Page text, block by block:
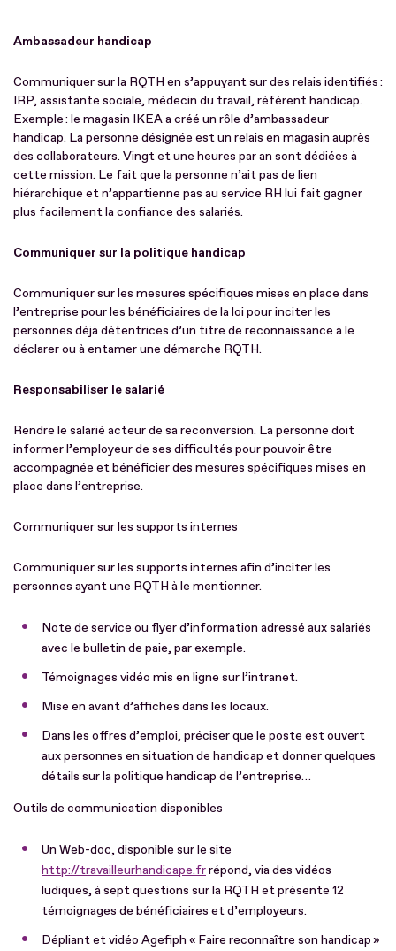
Ambassadeur handicap
Communiquer sur la RQTH en s’appuyant sur des relais identifiés :
IRP, assistante sociale, médecin du travail, référent handicap.
Exemple : le magasin IKEA a créé un rôle d’ambassadeur
handicap. La personne désignée est un relais en magasin auprès
des collaborateurs. Vingt et une heures par an sont dédiées à
cette mission. Le fait que la personne n’ait pas de lien
hiérarchique et n’appartienne pas au service RH lui fait gagner
plus facilement la confiance des salariés.
Communiquer sur la politique handicap
Communiquer sur les mesures spécifiques mises en place dans
l’entreprise pour les bénéficiaires de la loi pour inciter les
personnes déjà détentrices d’un titre de reconnaissance à le
déclarer ou à entamer une démarche RQTH.
Responsabiliser le salarié
Rendre le salarié acteur de sa reconversion. La personne doit
informer l’employeur de ses difficultés pour pouvoir être
accompagnée et bénéficier des mesures spécifiques mises en
place dans l’entreprise.
Communiquer sur les supports internes
Communiquer sur les supports internes afin d’inciter les
personnes ayant une RQTH à le mentionner.
Note de service ou flyer d’information adressé aux salariés
avec le bulletin de paie, par exemple.
Témoignages vidéo mis en ligne sur l’intranet.
Mise en avant d’affiches dans les locaux.
Dans les offres d’emploi, préciser que le poste est ouvert
aux personnes en situation de handicap et donner quelques
détails sur la politique handicap de l’entreprise…
Outils de communication disponibles
Un Web-doc, disponible sur le site
http://travailleurhandicape.frrépond, via des vidéos
ludiques, à sept questions sur la RQTH et présente 12
témoignages de bénéficiaires et d’employeurs.
Dépliant et vidéo Agefiph « Faire reconnaître son handicap »